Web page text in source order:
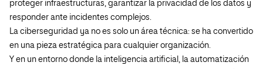
proteger infraestructuras, garantizar la privacidad de los datos y
responder ante incidentes complejos.
La ciberseguridad ya no es solo un área técnica: se ha convertido
en una pieza estratégica para cualquier organización.
Y en un entorno donde la inteligencia artificial, la automatización